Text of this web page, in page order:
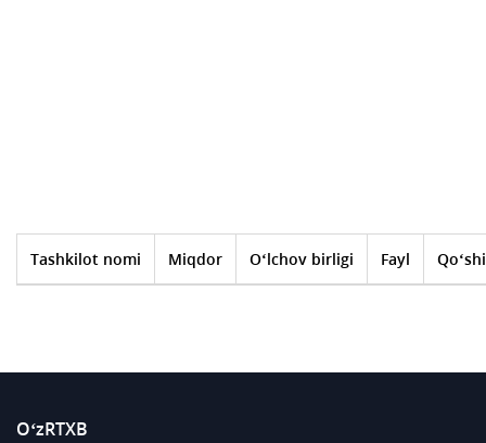
Tashkilot nomi Miqdor O‘lchov birligi Fayl
O‘zRTXB